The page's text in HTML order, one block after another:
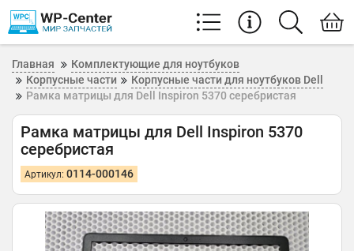
Главная
Комплектующие для ноутбуков
Корпусные части
Корпусные части для ноутбуков Dell
Рамка матрицы для Dell Inspiron 5370 серебристая
Рамка матрицы для Dell Inspiron 5370
серебристая
Артикул: 0114-000146